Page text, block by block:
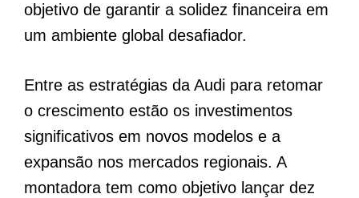
objetivo de garantir a solidez financeira em
um ambiente global desafiador.
Entre as estratégias da Audi para retomar
o crescimento estão os investimentos
significativos em novos modelos e a
expansão nos mercados regionais. A
montadora tem como objetivo lançar dez